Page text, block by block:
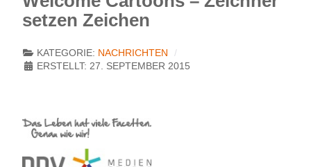
setzen Zeichen
KATEGORIE: NACHRICHTEN
ERSTELLT: 27. SEPTEMBER 2015